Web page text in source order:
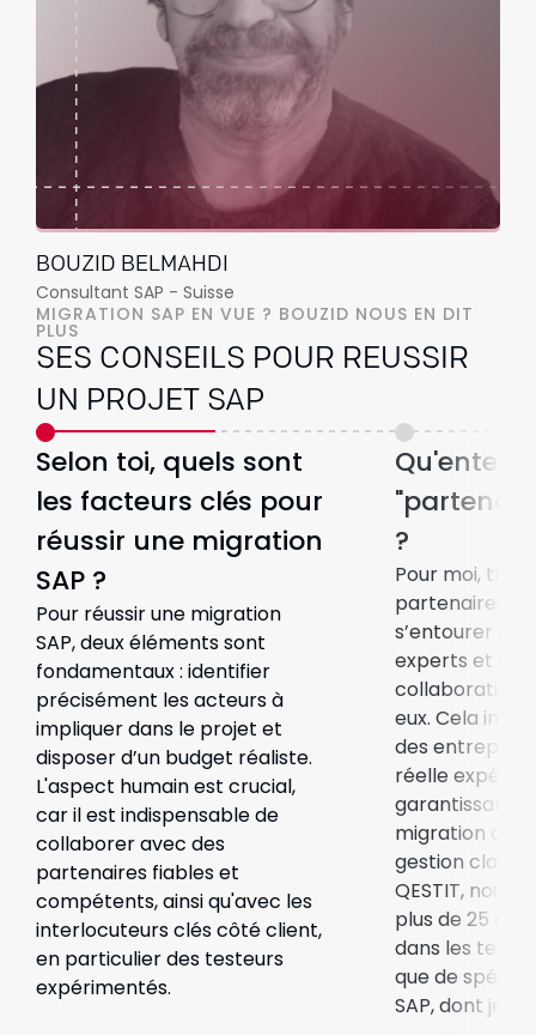
BOUZID BELMAHDI
Consultant SAP - Suisse
MIGRATION SAP EN VUE ? BOUZID NOUS EN DIT
PLUS
SES CONSEILS POUR REUSSIR
UN PROJET SAP
Selon toi, quels sont
les facteurs clés pour
réussir une migration
SAP ?
Pour réussir une migration
SAP, deux éléments sont
fondamentaux : identifier
précisément les acteurs à
impliquer dans le projet et
disposer d’un budget réaliste.
L'aspect humain est crucial,
car il est indispensable de
collaborer avec des
partenaires fiables et
compétents, ainsi qu'avec les
interlocuteurs clés côté client,
en particulier des testeurs
expérimentés.
?
Pour moi,
partenaires
s’entourer de
experts et
collaboration
eux. Cela
des
réelle
garantissant
migration de
gestion claire
QESTIT, nous
plus de 25 ans
dans les tests
que de
SAP, dont je